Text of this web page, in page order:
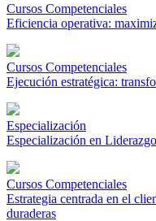
Cursos Competenciales
Eficiencia operativa:
Cursos Competenciales
Ejecución estratégica:
Especialización
Especialización en
Cursos Competenciales
Estrategia centrada en el
duraderas